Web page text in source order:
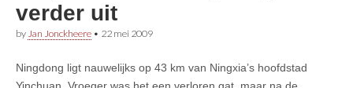
verder uit
by Jan Jonckheere • 22 mei 2009
Ningdong ligt nauwelijks op 43 km van Ningxia’s hoofdstad
Yinchuan. Vroeger was het een verloren gat, maar na de